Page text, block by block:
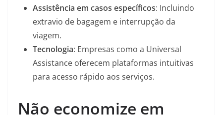
Assistência em casos específicos: Incluindo
extravio de bagagem e interrupção da
viagem.
Tecnologia: Empresas como a Universal
Assistance oferecem plataformas intuitivas
para acesso rápido aos serviços.
Não economize em